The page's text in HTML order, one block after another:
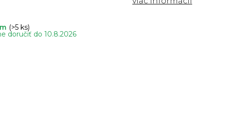
(>5 ks)
doručiť do 10.8.2026